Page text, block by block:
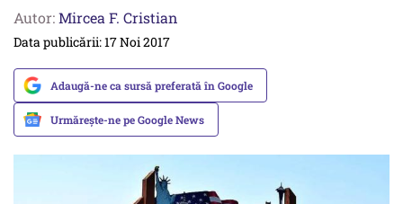
Autor:Mircea F. Cristian
Data publicării: 17 Noi 2017
Adaugă-ne ca sursă preferată în Google
Urmărește-ne pe Google News